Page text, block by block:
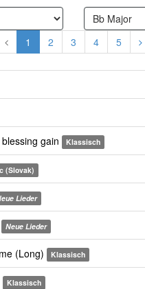
1 2 3 4 5
gain Klassisch
(Slovak)
Lieder
Neue Lieder
(Long) Klassisch
Klassisch